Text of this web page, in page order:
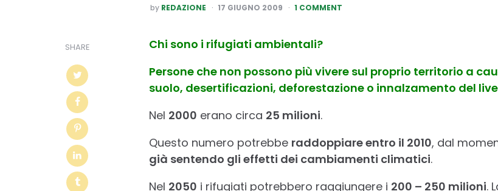
POSTED
BY
by REDAZIONE 17 GIUGNO 2009 1 COMMENT
SHARE Chi sono i rifugiati ambientali?
Persone che non possono più vivere sul proprio territorio a
suolo, desertificazioni, deforestazione o innalzamento del
Nel 2000 erano circa 25 milioni.
Questo numero potrebbe raddoppiare entro il 2010, dal
già sentendo gli effetti dei cambiamenti climatici.
Nel 2050 i rifugiati potrebbero raggiungere i 200 – 250 milioni.